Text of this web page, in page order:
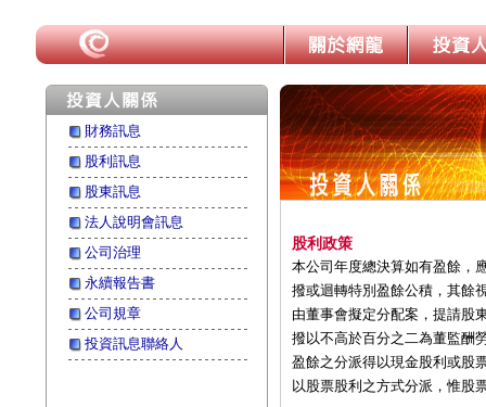
財務訊息
股利訊息
股東訊息
法人說明會訊息
公司治理
永續報告書
公司規章
投資訊息聯絡人
股利政策
本公司年度總決算如有盈餘，
撥或迴轉特別盈餘公積，其餘
由董事會擬定分配案，提請股
撥以不高於百分之二為董監酬
盈餘之分派得以現金股利或股
以股票股利之方式分派，惟股